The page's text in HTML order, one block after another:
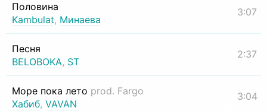
Половина
Kambulat, Минаева
3:07
Песня
BELOBOKA, ST
2:37
Море пока лето prod. Fargo
Хабиб, VAVAN
3:04